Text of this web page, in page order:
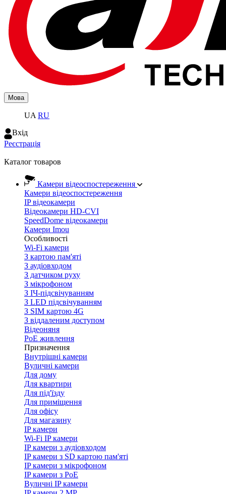
Мова
UA RU
Вхiд
Реєстрація
Каталог товаров
Камери відеоспостереження
Камери відеоспостереження
IP відеокамери
Відеокамери HD-CVI
SpeedDome відеокамери
Камери Imou
Особливості
Wi-Fi камери
З картою пам'яті
З аудіовходом
З датчиком руху
З мікрофоном
З ІЧ-підсвічуванням
З LED підсвічуванням
З SIM картою 4G
З віддаленим доступом
Відеоняня
PoE живлення
Призначення
Внутрішні камери
Вуличні камери
Для дому
Для квартири
Для під'їзду
Для приміщення
Для офісу
Для магазину
IP камери
Wi-Fi IP камери
IP камери з аудіовходом
IP камери з SD картою пам'яті
IP камери з мікрофоном
IP камери з PoE
Вуличні IP камери